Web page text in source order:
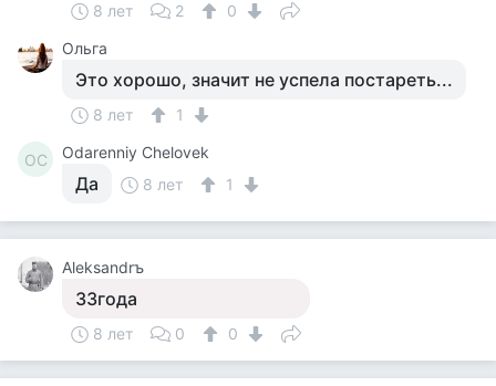
8 лет 2
0
Ольга
Это хорошо, значит не успела постареть...
8 лет 1
OC Odarenniy Chelovek
Да 8 лет 1
Aleksandrъ
З3года
8 лет 0 0